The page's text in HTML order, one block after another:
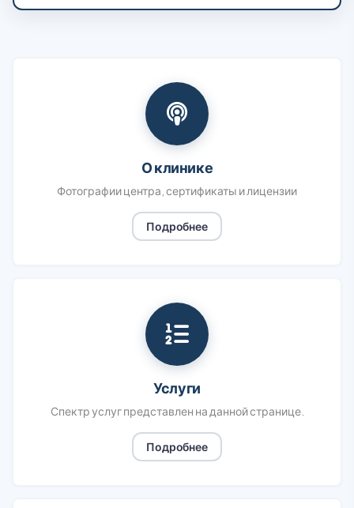
О клинике
Фотографии центра, сертификаты и лицензии
Подробнее
Услуги
Спектр услуг представлен на данной странице.
Подробнее